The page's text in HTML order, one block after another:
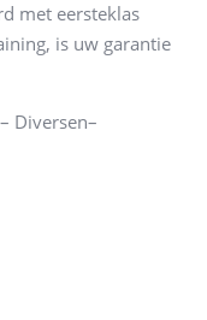
met eersteklas
is uw garantie
– Diversen–